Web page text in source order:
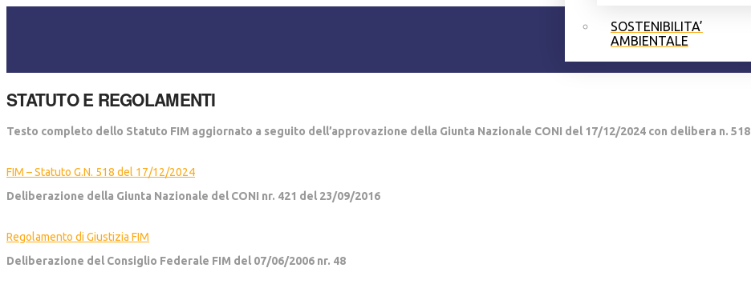
SOSTENIBILITA’
AMBIENTALE
STATUTO E REGOLAMENTI
Testo completo dello Statuto FIM aggiornato a seguito dell’approvazione della Giunta Nazionale CONI del 17/12/2024 con delibera n. 518
FIM – Statuto G.N. 518 del 17/12/2024
Deliberazione della Giunta Nazionale del CONI nr. 421 del 23/09/2016
Regolamento di Giustizia FIM
Deliberazione del Consiglio Federale FIM del 07/06/2006 nr. 48